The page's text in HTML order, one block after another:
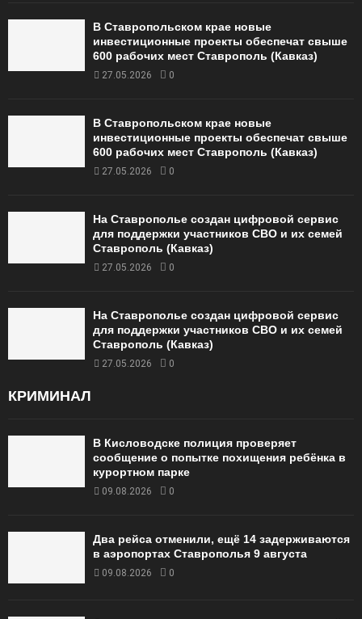
В Ставропольском крае новые
инвестиционные проекты обеспечат свыше
600 рабочих мест Ставрополь (Кавказ)
27.05.2026 0
В Ставропольском крае новые
инвестиционные проекты обеспечат свыше
600 рабочих мест Ставрополь (Кавказ)
27.05.2026 0
На Ставрополье создан цифровой сервис
для поддержки участников СВО и их семей
Ставрополь (Кавказ)
27.05.2026 0
На Ставрополье создан цифровой сервис
для поддержки участников СВО и их семей
Ставрополь (Кавказ)
27.05.2026 0
КРИМИНАЛ
В Кисловодске полиция проверяет
сообщение о попытке похищения ребёнка в
курортном парке
09.08.2026 0
Два рейса отменили, ещё 14 задерживаются
в аэропортах Ставрополья 9 августа
09.08.2026 0